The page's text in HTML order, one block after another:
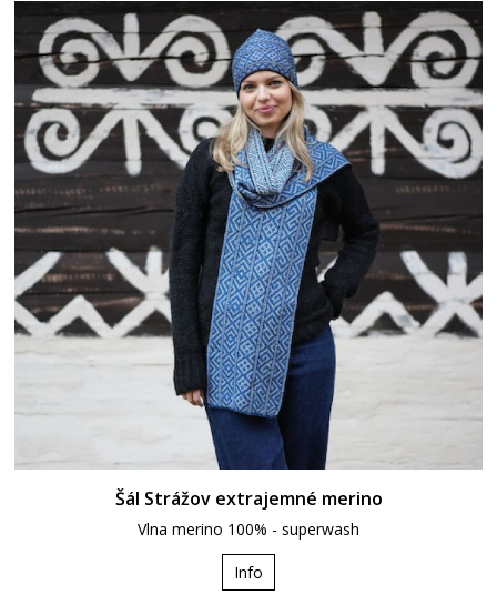
Šál Strážov extrajemné merino
Vlna merino 100% - superwash
Info